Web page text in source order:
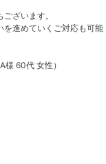
ざいます。
を進めていくご対応も可能
A様 60代 女性）